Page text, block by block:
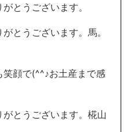
とうございます。
とうございます。馬。
顔で(^^♪お土産まで感
とうございます。椛山